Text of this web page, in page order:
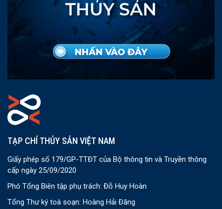
TẠP CHÍ THỦY SẢN VIỆT NAM
Giấy phép số 179/GP-TTĐT của Bộ thông tin và Truyền thông
cấp ngày 25/09/2020
Phó Tổng Biên tập phụ trách: Đỗ Huy Hoàn
Tổng Thư ký toà soạn: Hoàng Hải Đăng